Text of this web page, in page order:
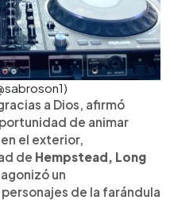
a Dios, afirmó
de animar
el exterior,
de Hempstead, Long
un
de la farándula